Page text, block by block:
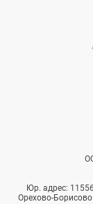
Юр. адрес:
Орехово-